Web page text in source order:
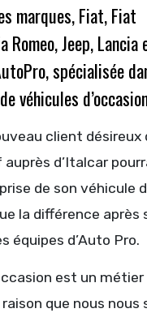
marques, Fiat, Fiat
Romeo, Jeep, Lancia
spécialisée
véhicules
client désireux
d’Italcar
de son véhicule
la différence après
équipes d’Auto Pro.
est un
que nous nous